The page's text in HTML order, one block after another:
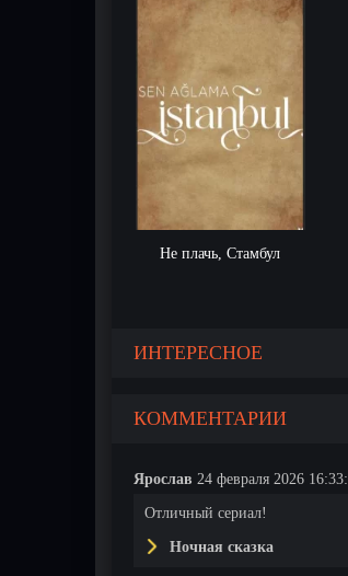
Не плачь, Стамбул
ИНТЕРЕСНОЕ
КОММЕНТАРИИ
Ярослав 24 февраля 2026 16:33:
Отличный сериал!
Ночная сказка